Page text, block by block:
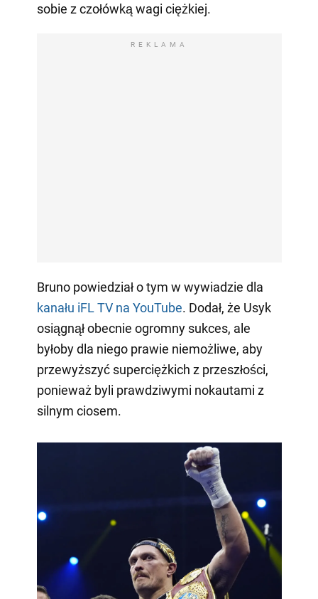
sobie z czołówką wagi ciężkiej.
REKLAMA
Bruno powiedział o tym w wywiadzie dla
kanału iFL TV na YouTube. Dodał, że Usyk
osiągnął obecnie ogromny sukces, ale
byłoby dla niego prawie niemożliwe, aby
przewyższyć superciężkich z przeszłości,
ponieważ byli prawdziwymi nokautami z
silnym ciosem.